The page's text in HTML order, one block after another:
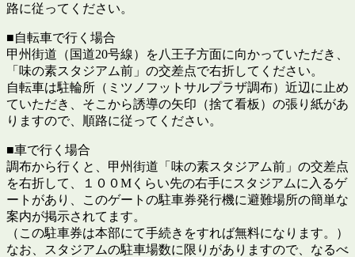
路に従ってください。
■自転車で行く場合
甲州街道（国道20号線）を八王子方面に向かっていただき、
「味の素スタジアム前」の交差点で右折してください。
自転車は駐輪所（ミツノフットサルプラザ調布）近辺に止め
ていただき、そこから誘導の矢印（捨て看板）の張り紙があ
りますので、順路に従ってください。
■車で行く場合
調布から行くと、甲州街道「味の素スタジアム前」の交差点
を右折して、１００Mくらい先の右手にスタジアムに入るゲ
ートがあり、このゲートの駐車券発行機に避難場所の簡単な
案内が掲示されてます。
（この駐車券は本部にて手続きをすれば無料になります。）
なお、スタジアムの駐車場数に限りがありますので、なるべ